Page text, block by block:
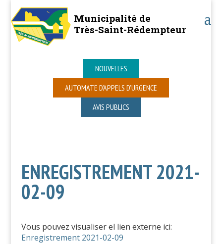
Municipalité de
Très-Saint-Rédempteur
NOUVELLES
AUTOMATE D’APPELS D’URGENCE
AVIS PUBLICS
ENREGISTREMENT 2021-
02-09
Vous pouvez visualiser el lien externe ici:
Enregistrement 2021-02-09